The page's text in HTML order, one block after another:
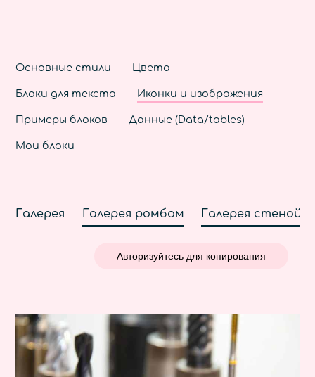
Основные стили Цвета
Блоки для текста Иконки и изображения
Примеры блоков Данные (Data/tables)
Мои блоки
Галерея Галерея ромбом Галерея стеной
Авторизуйтесь для копирования